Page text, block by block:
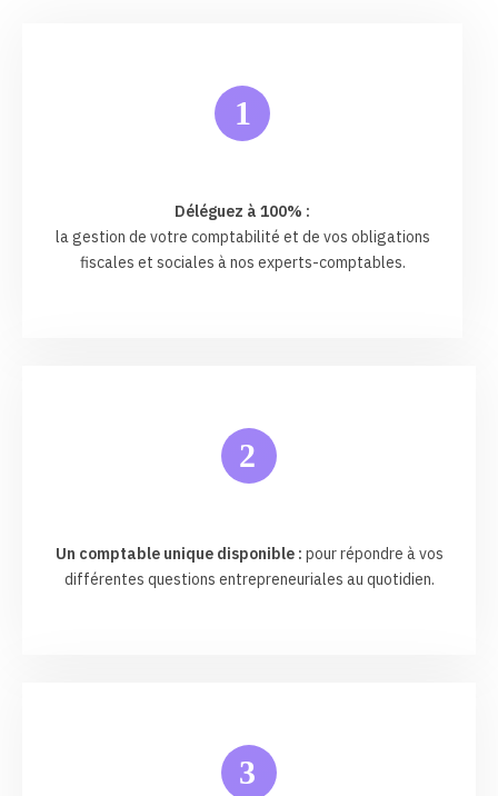
1
Déléguez à 100% :
la gestion de votre comptabilité et de vos obligations
fiscales et sociales à nos experts-comptables.
2
Un comptable unique disponible : pour répondre à vos
différentes questions entrepreneuriales au quotidien.
3